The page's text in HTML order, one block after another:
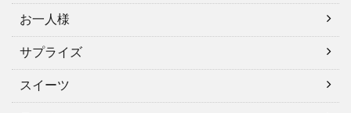
お一人様
サプライズ
スイーツ